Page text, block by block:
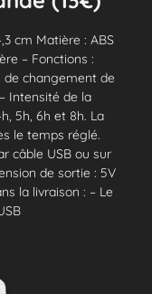
cm Matière : ABS
– Fonctions :
changement de
Intensité de la
5h, 6h et 8h. La
le temps réglé.
câble USB ou sur
de sortie : 5V
la livraison : – Le